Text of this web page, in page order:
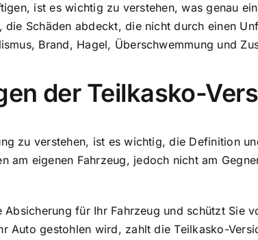
ist es wichtig zu verstehen, was genau
Schäden abdeckt, die nicht durch einen
Brand, Hagel, Überschwemmung und
der Teilkasko-
zu verstehen, ist es wichtig, die Definition
am eigenen Fahrzeug, jedoch nicht am
für Ihr Fahrzeug und schützt Sie
Auto gestohlen wird, zahlt die Teilkasko-